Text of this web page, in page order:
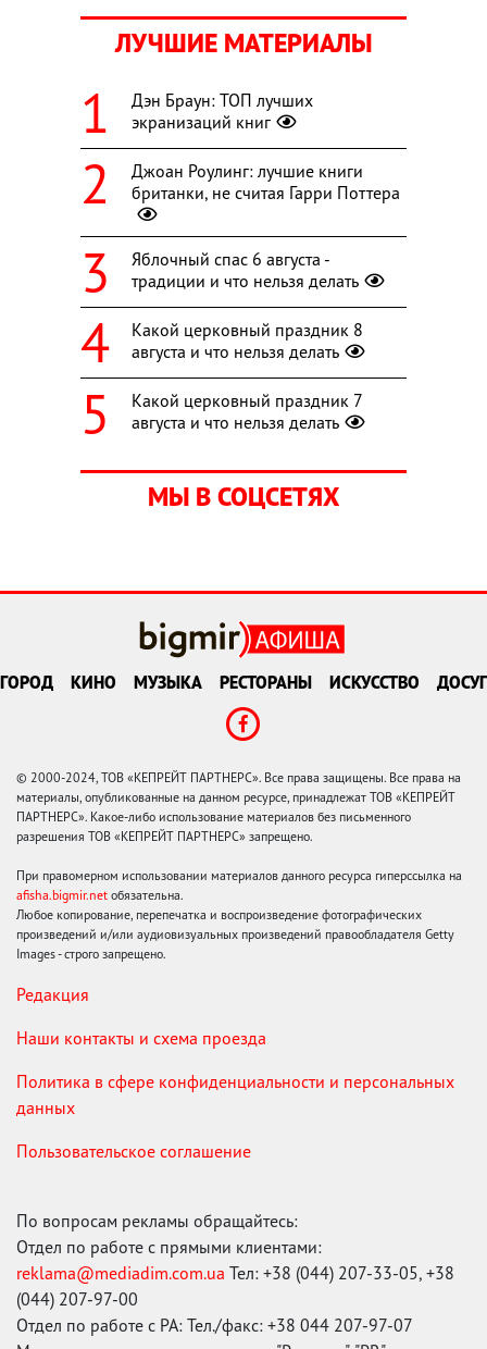
ЛУЧШИЕ МАТЕРИАЛЫ
Дэн Браун: ТОП лучших
экранизаций книг
Джоан Роулинг: лучшие книги
британки, не считая Гарри Поттера
Яблочный спас 6 августа -
традиции и что нельзя делать
Какой церковный праздник 8
августа и что нельзя делать
Какой церковный праздник 7
августа и что нельзя делать
МЫ В СОЦСЕТЯХ
ГОРОД КИНО МУЗЫКА РЕСТОРАНЫ ИСКУССТВО ДОСУГ
© 2000-2024, ТОВ «КЕПРЕЙТ ПАРТНЕРС». Все права защищены. Все права на
материалы, опубликованные на данном ресурсе, принадлежат ТОВ «КЕПРЕЙТ
ПАРТНЕРС». Какое-либо использование материалов без письменного
разрешения ТОВ «КЕПРЕЙТ ПАРТНЕРС» запрещено.
При правомерном использовании материалов данного ресурса гиперссылка на
afisha.bigmir.net обязательна.
Любое копирование, перепечатка и воспроизведение фотографических
произведений и/или аудиовизуальных произведений правообладателя Getty
Images - строго запрещено.
Редакция
Наши контакты и схема проезда
Политика в сфере конфиденциальности и персональных
данных
Пользовательское соглашение
По вопросам рекламы обращайтесь:
Отдел по работе с прямыми клиентами:
reklama@mediadim.com.ua Тел: +38 (044) 207-33-05, +38
(044) 207-97-00
Отдел по работе с РА: Тел./факс: +38 044 207-97-07